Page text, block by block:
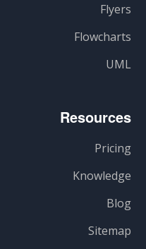
Flyers
Flowcharts
UML
Resources
Pricing
Knowledge
Blog
Sitemap